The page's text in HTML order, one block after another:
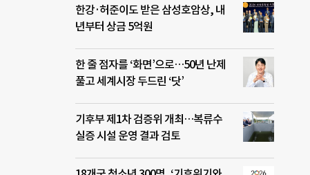
한강·허준이도 받은 삼성호암상, 내
년부터 상금 5억원
한 줄 점자를 ‘화면’으로…50년 난제
풀고 세계시장 두드린 ‘닷’
기후부 제1차 검증위 개최…복류수
실증 시설 운영 결과 검토